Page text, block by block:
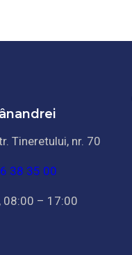
Tineretului, nr. 70
38 35 00
08:00 – 17:00